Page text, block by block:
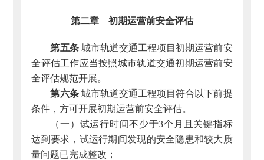
第二章 初期运营前安全评估
第五条城市轨道交通工程项目初期运营前安
全评估工作应当按照城市轨道交通初期运营前安
全评估规范开展。
第六条城市轨道交通工程项目符合以下前提
条件，方可开展初期运营前安全评估。
（一）试运行时间不少于3个月且关键指标
达到要求，试运行期间发现的安全隐患和较大质
量问题已完成整改；